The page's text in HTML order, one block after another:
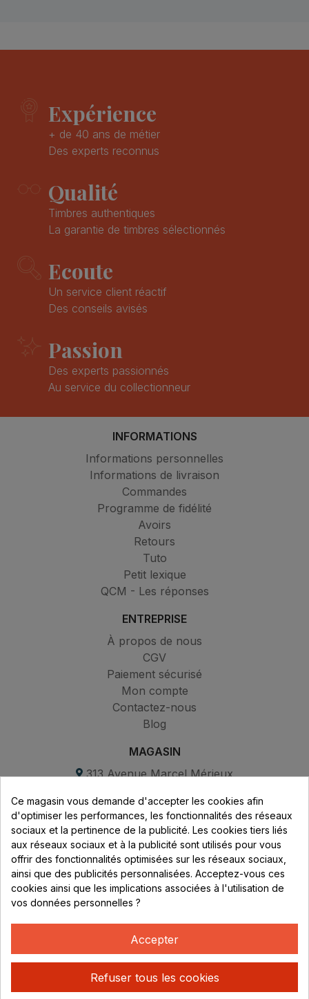
Expérience
+ de 40 ans de métier
Des experts reconnus
Qualité
Timbres authentiques
La garantie de timbres sélectionnés
Ecoute
Un service client réactif
Des conseils avisés
Passion
Des experts passionnés
Au service du collectionneur
INFORMATIONS
Informations personnelles
Informations de livraison
Commandes
Programme de fidélité
Avoirs
Retours
Tuto
Petit lexique
QCM - Les réponses
ENTREPRISE
À propos de nous
CGV
Paiement sécurisé
Mon compte
Contactez-nous
Blog
MAGASIN
313 Avenue Marcel Mérieux
69530 Brignais
Lundi au vendredi :
8h - 16h
uniquement sur Rendez-vous
CONTACT
04 78 37 00 68
contact@rhonephilatelie.fr
Ce magasin vous demande d'accepter les cookies afin
d'optimiser les performances, les fonctionnalités des réseaux
sociaux et la pertinence de la publicité. Les cookies tiers liés
aux réseaux sociaux et à la publicité sont utilisés pour vous
offrir des fonctionnalités optimisées sur les réseaux sociaux,
ainsi que des publicités personnalisées. Acceptez-vous ces
cookies ainsi que les implications associées à l'utilisation de
vos données personnelles ?
Accepter
Refuser tous les cookies